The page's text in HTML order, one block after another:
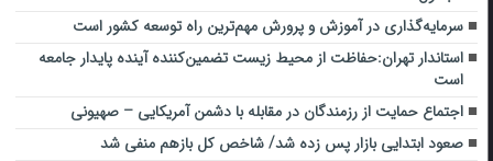
سرمایه‌گذاری در آموزش و پرورش مهم‌ترین راه توسعه کشور است
استاندار تهران:حفاظت از محیط زیست تضمین‌کننده آینده پایدار جامعه
است
اجتماع حمایت از رزمندگان در مقابله با دشمن آمریکایی – صهیونی
صعود ابتدایی بازار پس زده شد/ شاخص کل بازهم منفی شد